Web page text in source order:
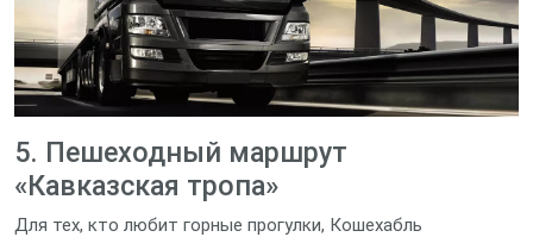
5. Пешеходный маршрут
«Кавказская тропа»
Для тех, кто любит горные прогулки, Кошехабль